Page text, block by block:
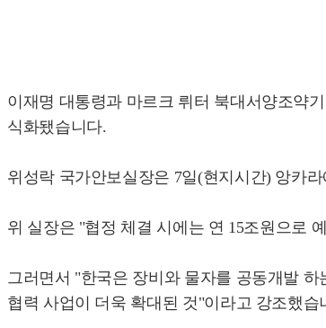
이재명 대통령과 마르크 뤼터 북대서양조약
식화됐습니다.
위성락 국가안보실장은 7일(현지시간) 앙카
위 실장은 "협정 체결 시에는 연 15조원으로
그러면서 "한국은 장비와 물자를 공동개발
협력 사업이 더욱 확대된 것"이라고 강조했습